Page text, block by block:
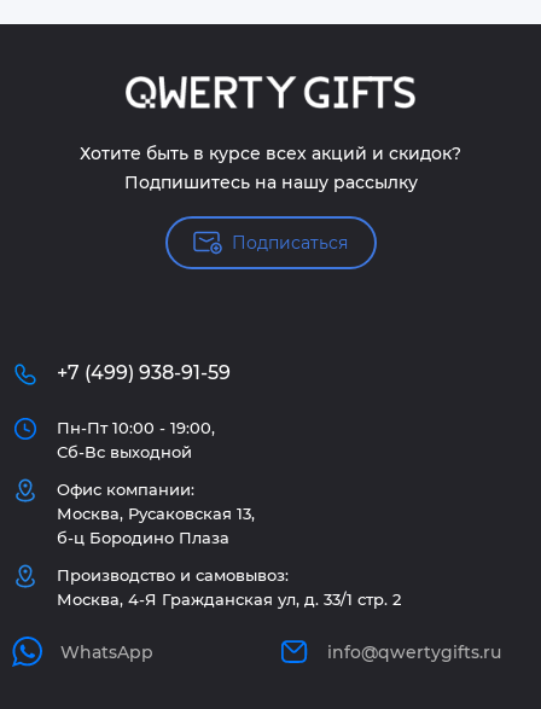
Хотите быть в курсе всех акций и скидок?
Подпишитесь на нашу рассылку
Подписаться
+7 (499) 938-91-59
Пн-Пт 10:00 - 19:00,
Сб-Вс выходной
Офис компании:
Москва, Русаковская 13,
б-ц Бородино Плаза
Производство и самовывоз:
Москва, 4-Я Гражданская ул, д. 33/1 стр. 2
WhatsApp info@qwertygifts.ru